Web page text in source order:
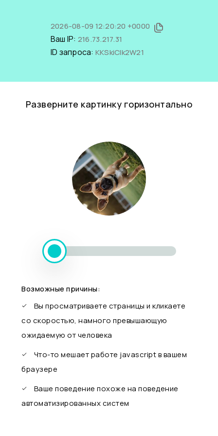
2026-08-09 12:20:20 +0000
Ваш IP: 216.73.217.31
ID запроса: KKSkiCIk2W21
Разверните картинку горизонтально
Возможные причины:
Вы просматриваете страницы и кликаете
со скоростью, намного превышающую
ожидаемую от человека
Что-то мешает работе javascript в вашем
браузере
Ваше поведение похоже на поведение
автоматизированных систем